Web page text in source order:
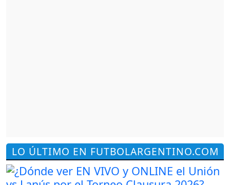
LO ÚLTIMO EN FUTBOLARGENTINO.COM